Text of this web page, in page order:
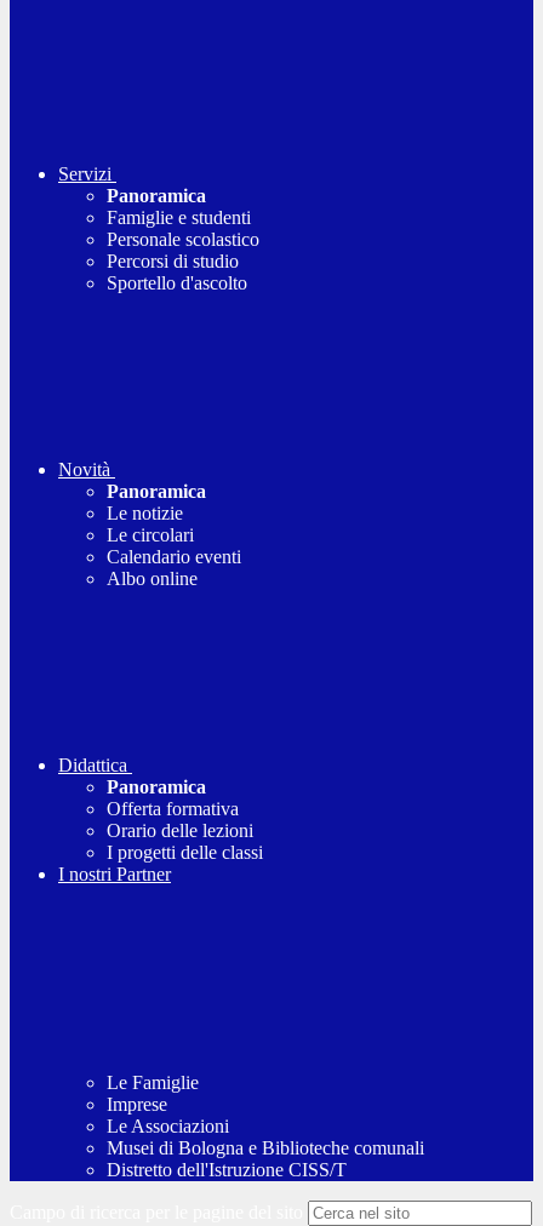
Servizi
Panoramica
Famiglie e studenti
Personale scolastico
Percorsi di studio
Sportello d'ascolto
Novità
Panoramica
Le notizie
Le circolari
Calendario eventi
Albo online
Didattica
Panoramica
Offerta formativa
Orario delle lezioni
I progetti delle classi
I nostri Partner
Le Famiglie
Imprese
Le Associazioni
Musei di Bologna e Biblioteche comunali
Distretto dell'Istruzione CISS/T